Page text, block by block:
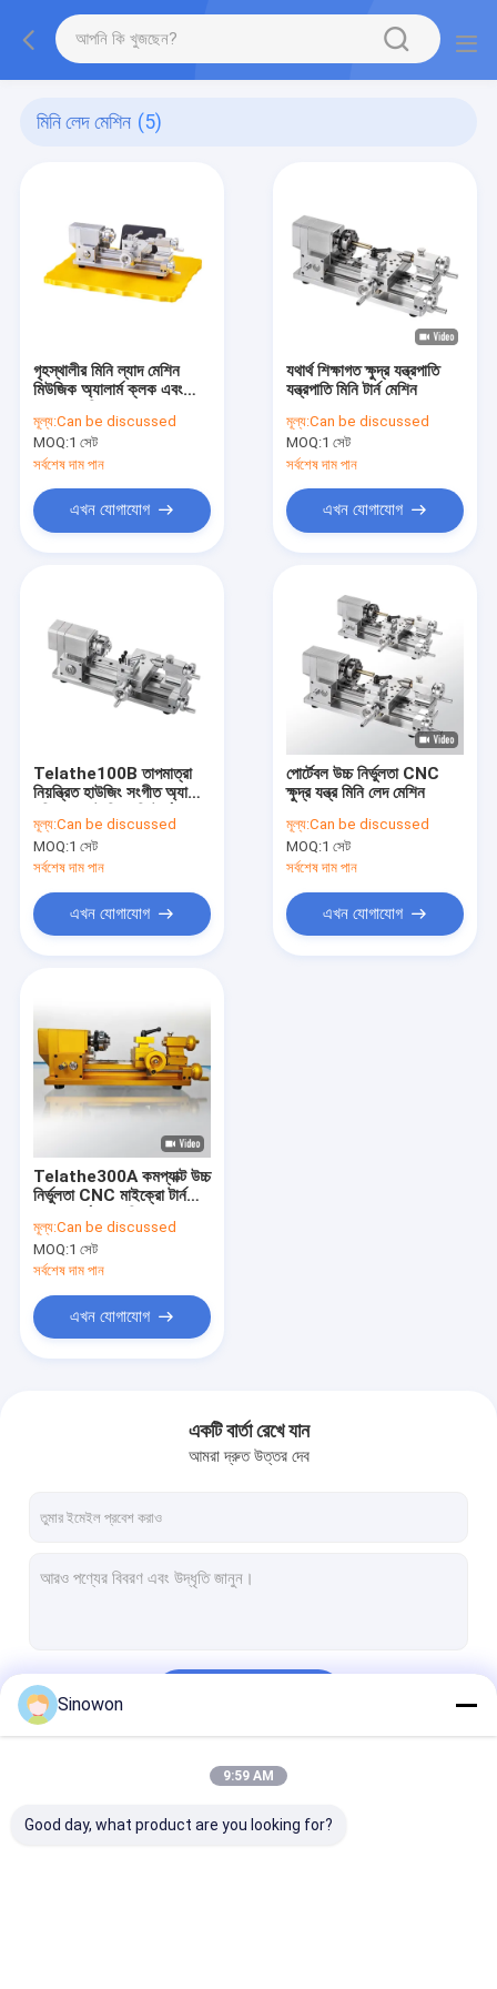
মিনি লেদ মেশিন (5)
গৃহস্থালীর মিনি ল্যাদ মেশিন
মিউজিক অ্যালার্ম ক্লক এবং
মূল্য:Can be discussed
MOQ:1 সেট
সর্বশেষ দাম পান
এখন যোগাযোগ
যথার্থ শিক্ষাগত ক্ষুদ্র যন্ত্রপাতি
যন্ত্রপাতি মিনি টার্ন মেশিন
মূল্য:Can be discussed
MOQ:1 সেট
সর্বশেষ দাম পান
এখন যোগাযোগ
Telathe100B তাপমাত্রা
নিয়ন্ত্রিত হাউজিং সংগীত অ্যালার্ম
মূল্য:Can be discussed
MOQ:1 সেট
সর্বশেষ দাম পান
এখন যোগাযোগ
পোর্টেবল উচ্চ নির্ভুলতা CNC
ক্ষুদ্র যন্ত্র মিনি লেদ মেশিন
মূল্য:Can be discussed
MOQ:1 সেট
সর্বশেষ দাম পান
এখন যোগাযোগ
Telathe300A কমপ্যাক্ট উচ্চ
নির্ভুলতা CNC মাইক্রো টার্ন
মূল্য:Can be discussed
MOQ:1 সেট
সর্বশেষ দাম পান
এখন যোগাযোগ
একটি বার্তা রেখে যান
আমরা দ্রুত উত্তর দেব
Sinowon
9:59 AM
Good day, what product are you looking for?